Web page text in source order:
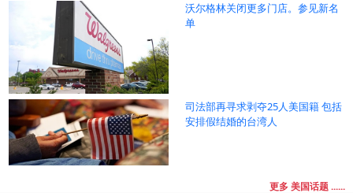
沃尔格林关闭更多门店。参见新名
单
司法部再寻求剥夺25人美国籍 包括
安排假结婚的台湾人
更多 美国话题 ......